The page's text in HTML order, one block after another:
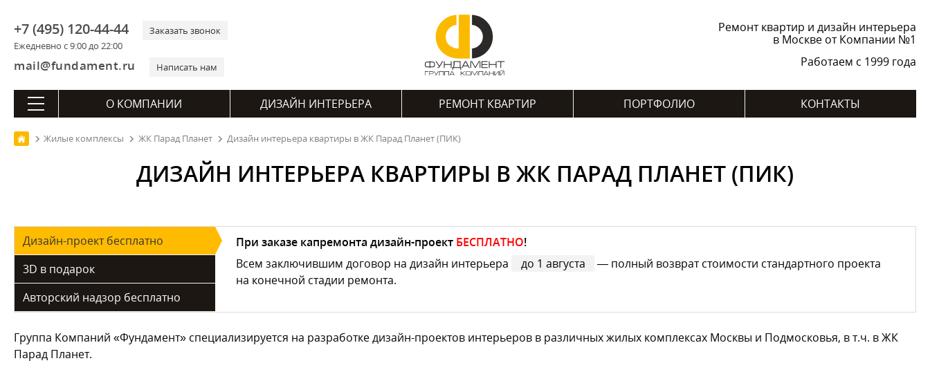
+7 (495) 120-44-44
Ежедневно с 9:00 до 22:00
Заказать звонок
mail@fundament.ru Написать нам
Ремонт квартир и дизайн интерьера
в Москве от Компании №1
Работаем с 1999 года
О КОМПАНИИ ДИЗАЙН ИНТЕРЬЕРА РЕМОНТ КВАРТИР ПОРТФОЛИО КОНТАКТЫ
Жилые комплексы ЖК Парад Планет Дизайн интерьера квартиры в ЖК Парад Планет (ПИК)
ДИЗАЙН ИНТЕРЬЕРА КВАРТИРЫ В ЖК ПАРАД ПЛАНЕТ (ПИК)
Дизайн-проект бесплатно
3D в подарок
Авторский надзор бесплатно
При заказе капремонта дизайн-проект БЕСПЛАТНО!
Всем заключившим договор на дизайн интерьера
до 1 августа
— полный возврат стоимости стандартного проекта
на конечной стадии ремонта.
Группа Компаний «Фундамент» специализируется на разработке дизайн-проектов интерьеров в различных жилых комплексах Москвы и Подмосковья, в т.ч. в ЖК
Парад Планет.